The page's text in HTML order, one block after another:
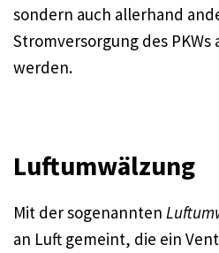
sondern auch allerhand
Stromversorgung des PKWs
werden.
Luftumwälzung
Mit der sogenannten
an Luft gemeint, die ein